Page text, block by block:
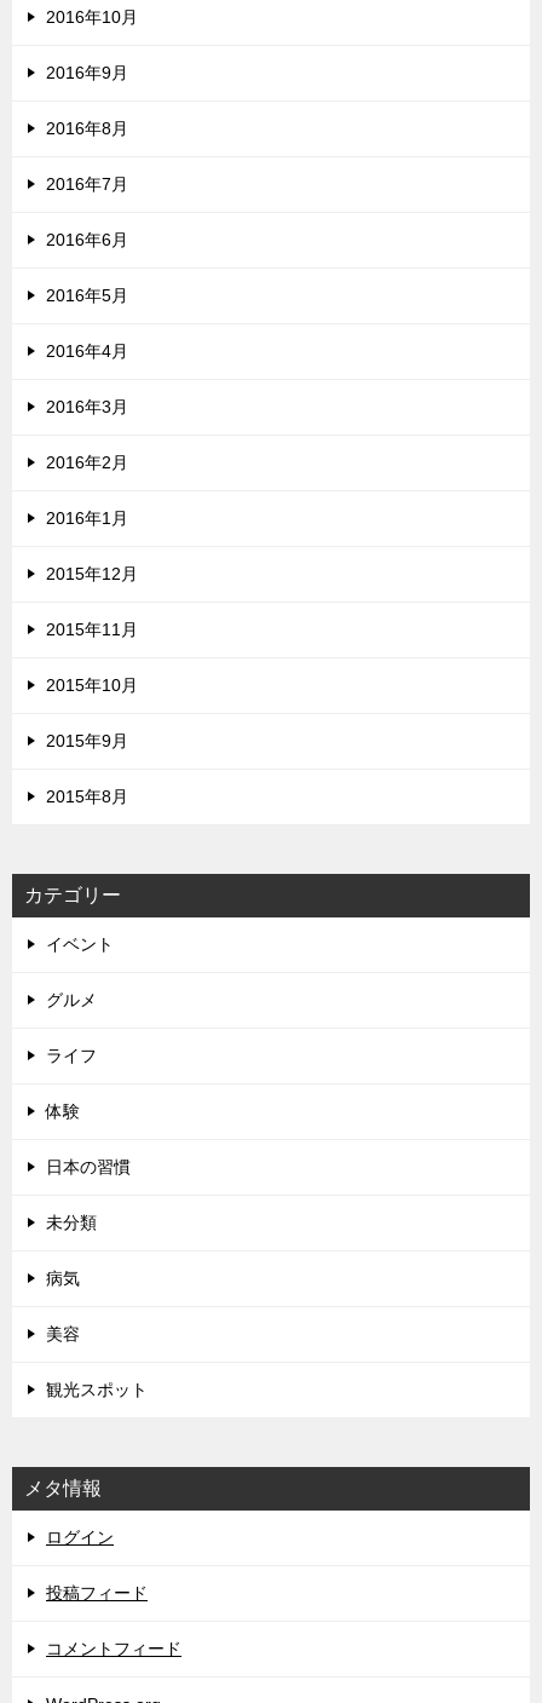
2016年10月
2016年9月
2016年8月
2016年7月
2016年6月
2016年5月
2016年4月
2016年3月
2016年2月
2016年1月
2015年12月
2015年11月
2015年10月
2015年9月
2015年8月
カテゴリー
イベント
グルメ
ライフ
体験
日本の習慣
未分類
病気
美容
観光スポット
メタ情報
ログイン
投稿フィード
コメントフィード